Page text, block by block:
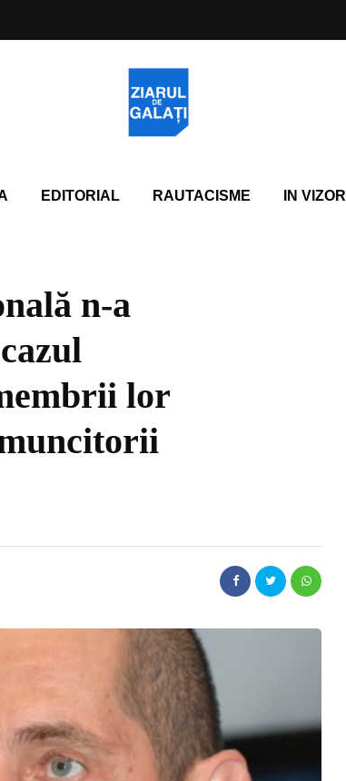
EDITORIAL RAUTACISME IN VIZOR
n-a
lor